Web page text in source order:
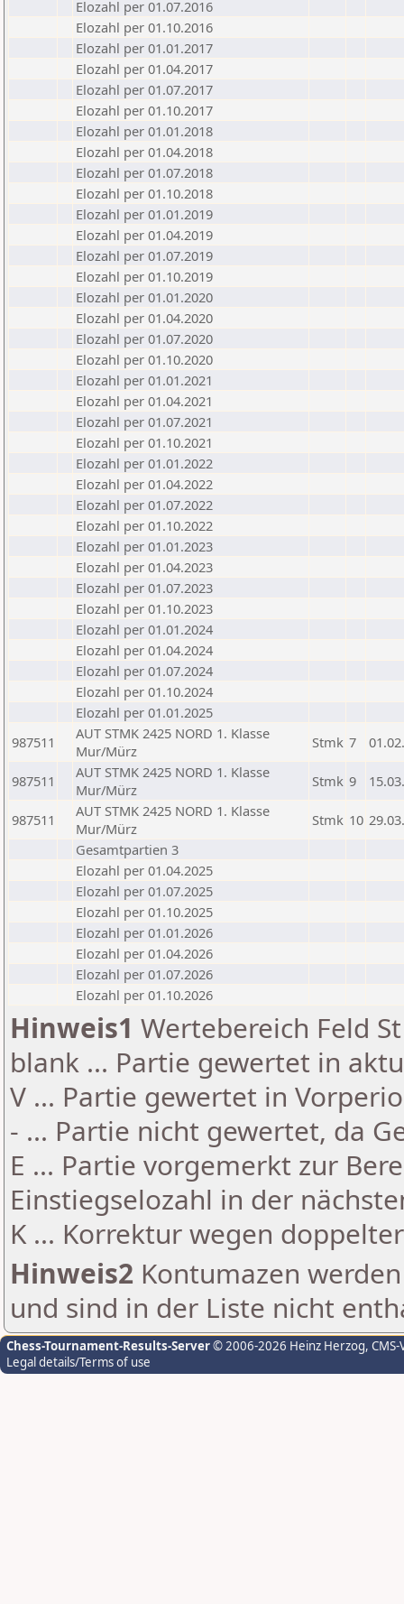
Elozahl per 01.07.2016
Elozahl per 01.10.2016
Elozahl per 01.01.2017
Elozahl per 01.04.2017
Elozahl per 01.07.2017
Elozahl per 01.10.2017
Elozahl per 01.01.2018
Elozahl per 01.04.2018
Elozahl per 01.07.2018
Elozahl per 01.10.2018
Elozahl per 01.01.2019
Elozahl per 01.04.2019
Elozahl per 01.07.2019
Elozahl per 01.10.2019
Elozahl per 01.01.2020
Elozahl per 01.04.2020
Elozahl per 01.07.2020
Elozahl per 01.10.2020
Elozahl per 01.01.2021
Elozahl per 01.04.2021
Elozahl per 01.07.2021
Elozahl per 01.10.2021
Elozahl per 01.01.2022
Elozahl per 01.04.2022
Elozahl per 01.07.2022
Elozahl per 01.10.2022
Elozahl per 01.01.2023
Elozahl per 01.04.2023
Elozahl per 01.07.2023
Elozahl per 01.10.2023
Elozahl per 01.01.2024
Elozahl per 01.04.2024
Elozahl per 01.07.2024
Elozahl per 01.10.2024
Elozahl per 01.01.2025
987511
AUT STMK 2425 NORD 1. Klasse
Mur/Mürz
Stmk 7
987511
AUT STMK 2425 NORD 1. Klasse
Mur/Mürz
Stmk 9
987511
AUT STMK 2425 NORD 1. Klasse
Mur/Mürz
Stmk 10
Gesamtpartien 3
Elozahl per 01.04.2025
Elozahl per 01.07.2025
Elozahl per 01.10.2025
Elozahl per 01.01.2026
Elozahl per 01.04.2026
Elozahl per 01.07.2026
Elozahl per 01.10.2026
Hinweis1 Wertebereich Feld
blank ... Partie gewertet in
V ... Partie gewertet in
- ... Partie nicht gewertet, da
E ... Partie vorgemerkt zur
Einstiegselozahl in der
K ... Korrektur wegen
Hinweis2 Kontumazen
und sind in der Liste nicht
Chess-Tournament-Results-Server© 2006-2026 Heinz Herzog,
Legal details/Terms of use